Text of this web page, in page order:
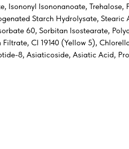
Isononyl Isononanoate, Trehalose,
Starch Hydrolysate, Stearic
60, Sorbitan Isostearate,
CI 19140 (Yellow 5),
8, Asiaticoside, Asiatic Acid,